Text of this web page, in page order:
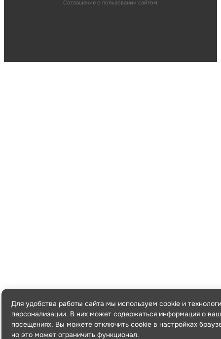
Соглашение о пользовании сайтом
Для удобства работы сайта мы используем cookie и
персонализации. В них может содержаться информация о
посещениях. Вы можете отключить cookie в настройках
но это может ограничить функционал.